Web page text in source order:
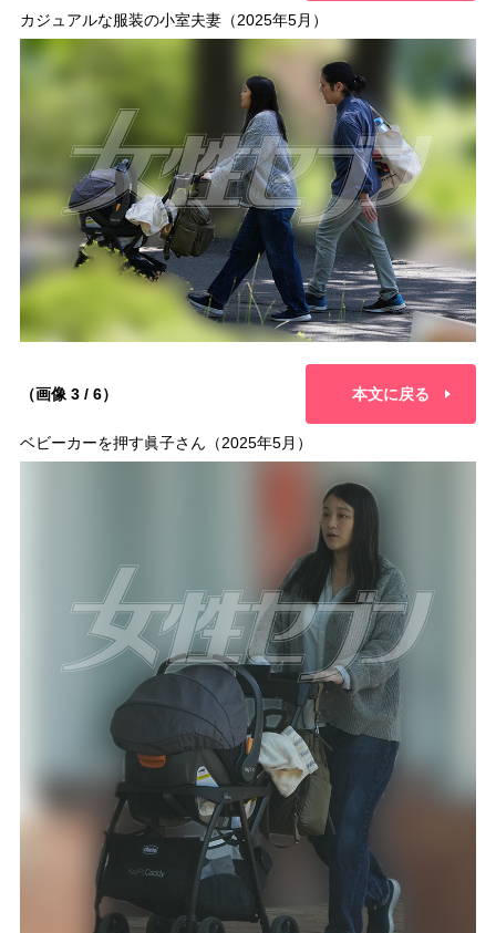
カジュアルな服装の小室夫妻（2025年5月）
（画像 3 / 6） 本文に戻る
ベビーカーを押す眞子さん（2025年5月）